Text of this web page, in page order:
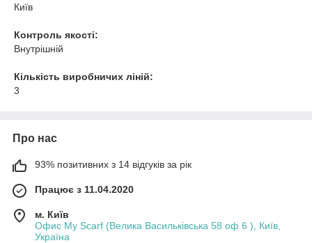
Київ
Контроль якості:
Внутрішній
Кількість виробничих ліній:
3
Про нас
93% позитивних з 14 відгуків за рік
Працює з 11.04.2020
м. Київ
Офис My Scarf (Велика Васильківська 58 оф 6 ), Київ,
Україна